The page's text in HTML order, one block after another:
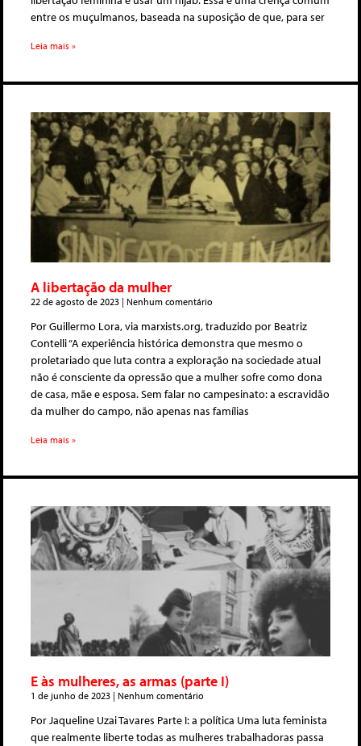
entre os muçulmanos, baseada na suposição de que, para ser
Leia mais »
A libertação da mulher
22 de agosto de 2023 Nenhum comentário
Por Guillermo Lora, via marxists.org, traduzido por Beatriz
Contelli “A experiência histórica demonstra que mesmo o
proletariado que luta contra a exploração na sociedade atual
não é consciente da opressão que a mulher sofre como dona
de casa, mãe e esposa. Sem falar no campesinato: a escravidão
da mulher do campo, não apenas nas famílias
Leia mais »
E às mulheres, as armas (parte I)
1 de junho de 2023 Nenhum comentário
Por Jaqueline Uzai Tavares Parte I: a política Uma luta feminista
que realmente liberte todas as mulheres trabalhadoras passa